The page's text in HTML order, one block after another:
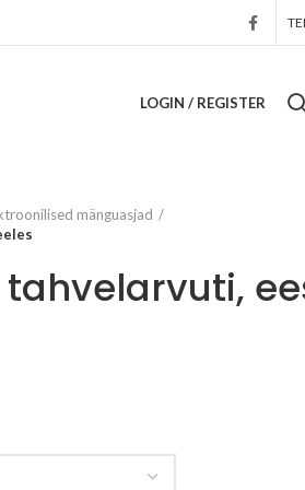
LOGIN / REGISTER
mänguasjad